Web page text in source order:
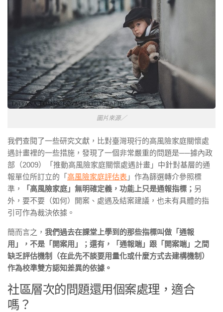
圖片來源／
我們查閱了一些研究文獻，比對臺灣現行的高風險家庭關懷處
遇計畫裡的一些措施，發現了一個非常嚴重的問題是──據內政
部（2009）「推動高風險家庭關懷處遇計畫」中針對基層的通
報單位所訂立的「 高風險家庭評估表 」作為篩選轉介參照標
準，
「高風險家庭」無明確定義，功能上只是通報指標； 另
外，要不要（如何）開案、處遇及結案建議，也未有具體的指
引可作為裁決依據。
簡而言之， 我們過去在課堂上學到的那些指標叫做「通報
用」，不是 「開案用」；還有， 「通報端」跟 「開案端」之間
缺乏評估機制（在此先不談要用量化或什麼方式去建構機制）
作為校準雙方認知差異的依據。
社區層次的問題還用個案處理，適合
嗎？